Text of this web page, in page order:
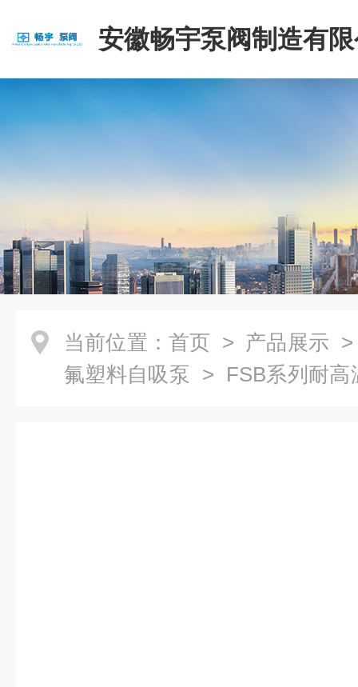
安徽畅宇泵阀制造有
当前位置： 首页 > 产品展示
氟塑料自吸泵 > FSB系列耐高